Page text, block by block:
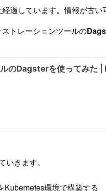
過しています。情報が古い
トレーションツールの
きます。
Kubernetes環境で構築する